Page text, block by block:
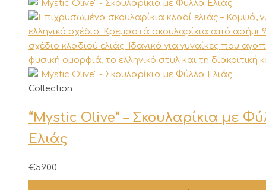
Collection
“Mystic Olive” – Σκουλαρίκια με
Ελιάς
€59.00
Αυτό
προϊόν
έχει
πολλαπλές
Οι